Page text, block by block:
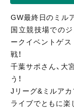
GW最終日のミル
国立競技場での
ークイベントゲ
戦！
千葉サポさん、大
う！
Jリーグ&ミルア
ライブでともに楽